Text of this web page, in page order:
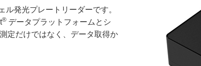
発光プレートリーダーです。
® データプラットフォームとシ
定だけではなく、データ取得か